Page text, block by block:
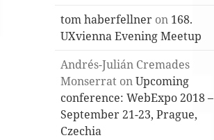
tom haberfellner on 168.
UXvienna Evening Meetup
Andrés-Julián Cremades
Monserrat onUpcoming
conference: WebExpo 2018 –
September 21-23, Prague,
Czechia